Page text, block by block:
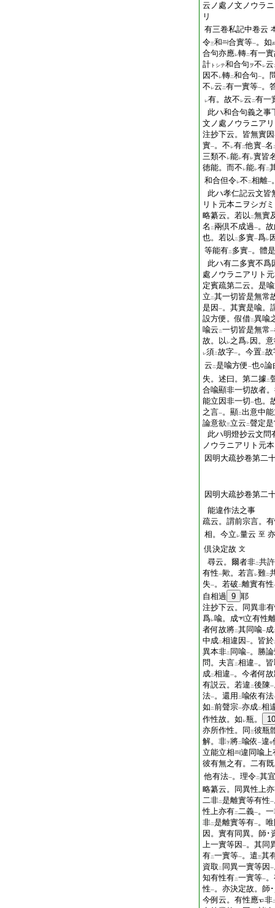
云ノ處ノ文ノウラ
リ
有三卷私記中卷云
令三和 合實等一。如四
合句亦應レ轉二有一
計 トシテ和合句 ヲ不 レ云
因不 レ轉二和合句一。
不 レ云 二有一實等一。
レ有。故不 レ云 二有一
此ハ和合句義之事
文ノ處ノウラニア
注抄下云。皆無實
實一。不 レ有二他實一名
三類不 レ能レ有レ實皆
徳能。而不 レ能レ有二
和合但令レ不 二相離一
此ハ孝仁記云文皆
リト元本ニヲシガ
略纂云。若以 二無實
名 二兩倶不成過一。
也。若以 二 多實一爲レ
等能有二 多實一。體
此ハ有二多實不爲
處ノウラニアリト
定賓疏第二云。是
立 二其一切皆是無常
是因 一。其實是喩。
設方便。假借二異喩
喩云 二一切皆是無常一
故。以 レ之爲レ 因。
レ須二故字一。今置二故
云 二是喩方便 一也○論
失。述曰。第二據二
合喩顯非一切故者
能立因非一切一也。
之言一。顯二出意中
論意欲三立云 二聲定
此ハ明燈抄云文問
ノウラニアリト元
因明大疏抄卷第二
因明大疏抄卷第二
能違作法之事
疏云。謂前宗言。
相。今立 レ量云 至
倶決定故 文
尋云。爾者非二共
有性一歟。若言レ難二
失一。若破 二離實有性
自相過 9 耶
注抄下云。同異非
爲レ喩。成
立有性
者何故將二其同喩一成
中成二相違因 一。皆於
異本非二 同喩一。勝
問。夫言二相違一。
成二相違一。今者何
有説云。若違 二後陳一
法一。還用 二喩依有法
如 二前聲宗一亦成二相
作性故。如 レ瓶。
10
亦所作性。同 三彼瓶
解。非下將二喩依 一違中
立能立相
違同喩上
彼有無之有。二有
他有法一。理令二其宜
略纂云。同異性上
二非二是離實等有性一
性上亦有二二義一。
非二是離實等有一。
因。實有同異。師･
上一實等因 一。其同
有二一實等一。遣三其
資取 二 同異一實等因 一
知有性有二一實等一
性一。亦決定故。師
今例云。有性應
非